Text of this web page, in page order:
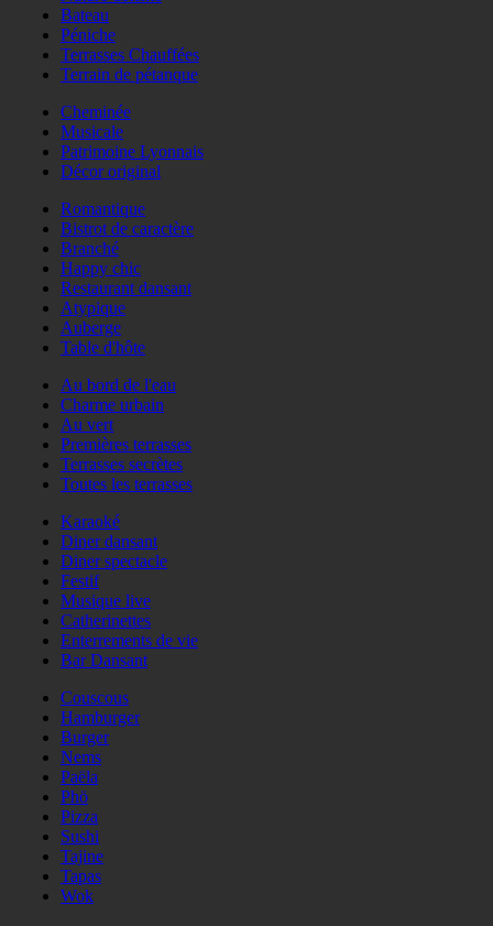
Bateau
Péniche
Terrasses Chauffées
Terrain de pétanque
Cheminée
Musicale
Patrimoine Lyonnais
Décor original
Romantique
Bistrot de caractère
Branché
Happy chic
Restaurant dansant
Atypique
Auberge
Table d'hôte
Au bord de l'eau
Charme urbain
Au vert
Premières terrasses
Terrasses secrètes
Toutes les terrasses
Karaoké
Diner dansant
Diner spectacle
Festif
Musique live
Catherinettes
Enterrements de vie
Bar Dansant
Couscous
Hamburger
Burger
Nems
Paëla
Phö
Pizza
Sushi
Tajine
Tapas
Wok